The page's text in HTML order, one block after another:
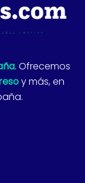
. Ofrecemos
y más, en